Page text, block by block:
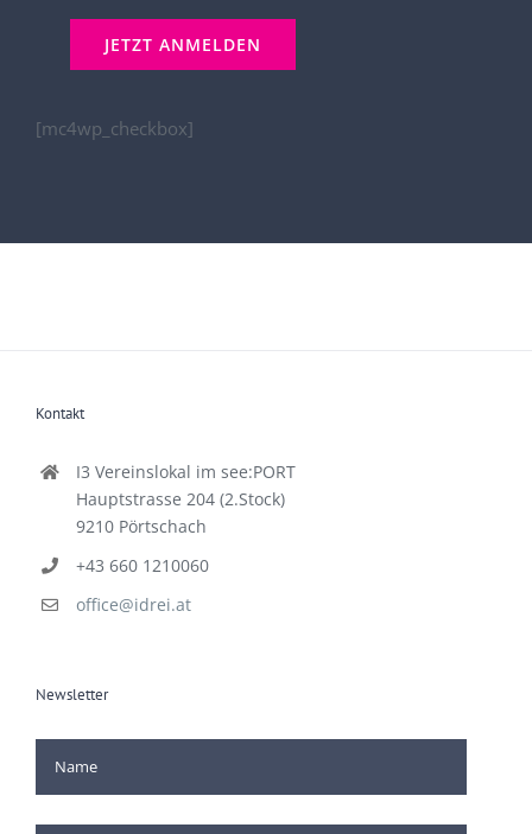
[mc4wp_checkbox]
Kontakt
I3 Vereinslokal im see:PORT
Hauptstrasse 204 (2.Stock)
9210 Pörtschach
+43 660 1210060
office@idrei.at
Newsletter